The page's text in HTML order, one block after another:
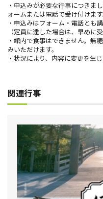
・申込みが必要な行事につきま
ォームまたは電話で受け付けます
・申込みはフォーム・電話とも
（定員に達した場合は、早めに
・館内で食事はできません。無
みいただけます。
・状況により、内容に変更を生
関連行事